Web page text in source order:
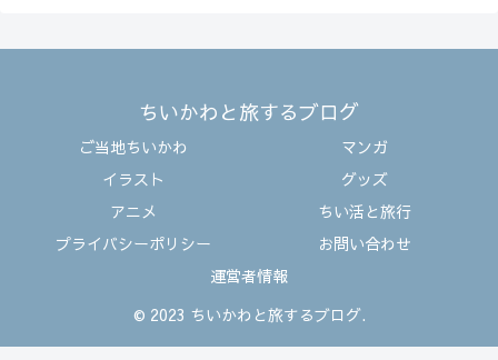
ちいかわと旅するブログ
ご当地ちいかわ
マンガ
イラスト
グッズ
アニメ
ちい活と旅行
プライバシーポリシー
お問い合わせ
運営者情報
© 2023 ちいかわと旅するブログ.